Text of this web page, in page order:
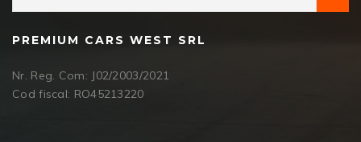
PREMIUM CARS WEST SRL
Nr. Reg. Com: J02/2003/2021
Cod fiscal: RO45213220